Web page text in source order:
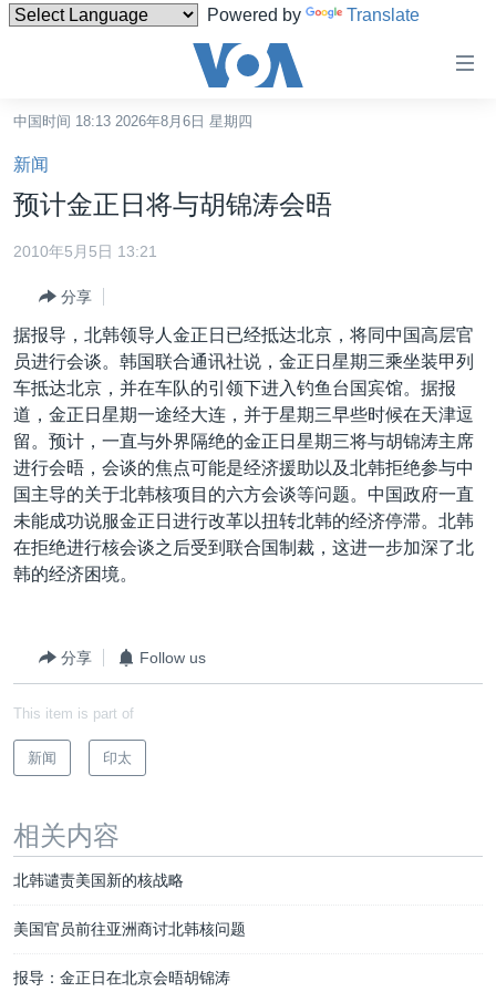
Powered by Translate
碍
链
接
跳
转
容
跳
转
到
导
航
跳
检
中国
港澳
国际
最新国际新闻
印太
中东
欧洲
非洲
美洲
分类新闻
经济·金融·贸易
人权·法律·宗教
科教·文娱·体健
军事
劳工
美中关系
热点专题
白宫要闻
国会报道
美中关系
埃博拉疫情
重要讲话与声明
南中国海争端
关注西藏
GEN Z 看美国
VOA视频
VOA今日焦点
中文广播
中国时间 18:13 2026年8月6日 星期四
新闻
预计金正日将与胡锦涛会晤
2010年5月5日 13:21
分享
据报导，北韩领导人金正日已经抵达北京，将同中国高层官
员进行会谈。韩国联合通讯社说，金正日星期三乘坐装甲列
车抵达北京，并在车队的引领下进入钓鱼台国宾馆。据报
道，金正日星期一途经大连，并于星期三早些时候在天津逗
留。预计，一直与外界隔绝的金正日星期三将与胡锦涛主席
进行会晤，会谈的焦点可能是经济援助以及北韩拒绝参与中
国主导的关于北韩核项目的六方会谈等问题。中国政府一直
未能成功说服金正日进行改革以扭转北韩的经济停滞。北韩
在拒绝进行核会谈之后受到联合国制裁，这进一步加深了北
韩的经济困境。
分享 Follow us
This item is part of
新闻 印太
相关内容
北韩谴责美国新的核战略
美国官员前往亚洲商讨北韩核问题
报导：金正日在北京会晤胡锦涛